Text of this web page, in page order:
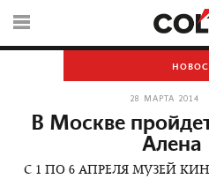
28 МАРТА 2014
В Москве
Алена
С 1 ПО 6 АПРЕЛЯ МУЗЕЙ